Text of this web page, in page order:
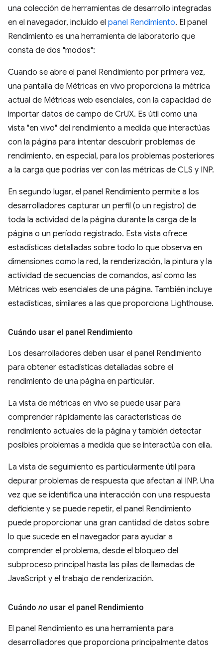
una colección de herramientas de desarrollo integradas
en el navegador, incluido el panel Rendimiento. El panel
Rendimiento es una herramienta de laboratorio que
consta de dos "modos":
Cuando se abre el panel Rendimiento por primera vez,
una pantalla de Métricas en vivo proporciona la métrica
actual de Métricas web esenciales, con la capacidad de
importar datos de campo de CrUX. Es útil como una
vista "en vivo" del rendimiento a medida que interactúas
con la página para intentar descubrir problemas de
rendimiento, en especial, para los problemas posteriores
a la carga que podrías ver con las métricas de CLS y INP.
En segundo lugar, el panel Rendimiento permite a los
desarrolladores capturar un perfil (o un registro) de
toda la actividad de la página durante la carga de la
página o un período registrado. Esta vista ofrece
estadísticas detalladas sobre todo lo que observa en
dimensiones como la red, la renderización, la pintura y la
actividad de secuencias de comandos, así como las
Métricas web esenciales de una página. También incluye
estadísticas, similares a las que proporciona Lighthouse.
Cuándo usar el panel Rendimiento
Los desarrolladores deben usar el panel Rendimiento
para obtener estadísticas detalladas sobre el
rendimiento de una página en particular.
La vista de métricas en vivo se puede usar para
comprender rápidamente las características de
rendimiento actuales de la página y también detectar
posibles problemas a medida que se interactúa con ella.
La vista de seguimiento es particularmente útil para
depurar problemas de respuesta que afectan al INP. Una
vez que se identifica una interacción con una respuesta
deficiente y se puede repetir, el panel Rendimiento
puede proporcionar una gran cantidad de datos sobre
lo que sucede en el navegador para ayudar a
comprender el problema, desde el bloqueo del
subproceso principal hasta las pilas de llamadas de
JavaScript y el trabajo de renderización.
Cuándo no usar el panel Rendimiento
El panel Rendimiento es una herramienta para
desarrolladores que proporciona principalmente datos